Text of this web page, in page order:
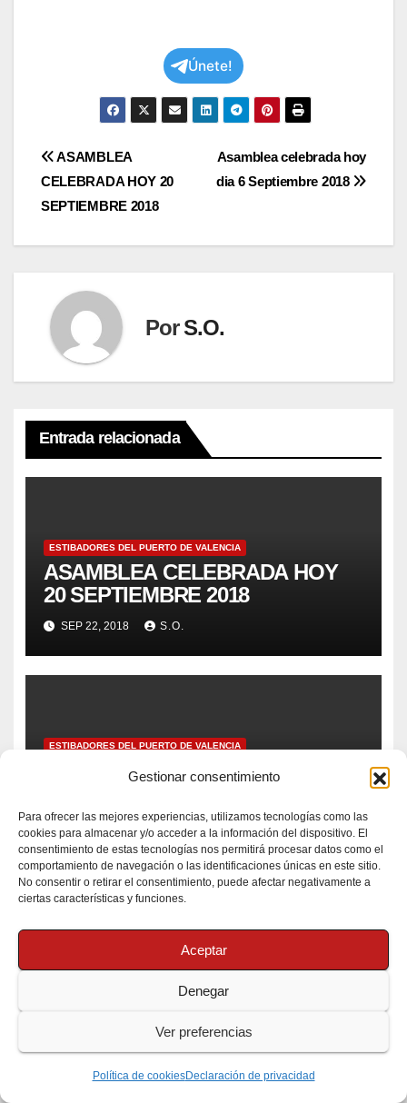
Gestionar consentimiento
Para ofrecer las mejores experiencias, utilizamos tecnologías como las
cookies para almacenar y/o acceder a la información del dispositivo. El
consentimiento de estas tecnologías nos permitirá procesar datos como el
comportamiento de navegación o las identificaciones únicas en este sitio.
No consentir o retirar el consentimiento, puede afectar negativamente a
ciertas características y funciones.
Aceptar
Denegar
Ver preferencias
Política de cookiesDeclaración de privacidad
Únete!
Navegación
de
entradas
Asamblea celebrada hoy
dia 6 Septiembre 2018
ASAMBLEA
CELEBRADA HOY 20
SEPTIEMBRE 2018
PorS.O.
Entrada relacionada
ESTIBADORES DEL PUERTO DE VALENCIA
ASAMBLEA CELEBRADA HOY
20 SEPTIEMBRE 2018
SEP 22, 2018 S.O.
ESTIBADORES DEL PUERTO DE VALENCIA
Asamblea celebrada hoy dia 6
SEP 7, 2018 S.O.
ESTIBADORES DEL PUERTO DE VALENCIA
ASAMBLEA CELEBRADA 30
AGOSTO 2018